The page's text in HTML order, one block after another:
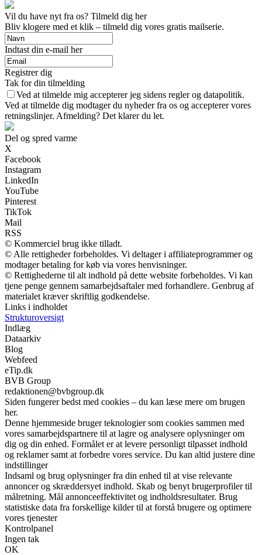
Vil du have nyt fra os? Tilmeld dig her
Bliv klogere med et klik – tilmeld dig vores gratis mailserie.
Indtast din e-mail her
Registrer dig
Tak for din tilmelding
Ved at tilmelde mig accepterer jeg sidens regler og datapolitik.
Ved at tilmelde dig modtager du nyheder fra os og accepterer vores
retningslinjer. Afmelding? Det klarer du let.
Del og spred varme
X
Facebook
Instagram
LinkedIn
YouTube
Pinterest
TikTok
Mail
RSS
© Kommerciel brug ikke tilladt.
© Alle rettigheder forbeholdes. Vi deltager i affiliateprogrammer og
modtager betaling for køb via vores henvisninger.
© Rettighederne til alt indhold på dette website forbeholdes. Vi kan
tjene penge gennem samarbejdsaftaler med forhandlere. Genbrug af
materialet kræver skriftlig godkendelse.
Links i indholdet
Strukturoversigt
Indlæg
Dataarkiv
Blog
Webfeed
eTip.dk
BVB Group
redaktionen@bvbgroup.dk
Siden fungerer bedst med cookies – du kan læse mere om brugen
her.
Denne hjemmeside bruger teknologier som cookies sammen med
vores samarbejdspartnere til at lagre og analysere oplysninger om
dig og din enhed. Formålet er at levere personligt tilpasset indhold
og reklamer samt at forbedre vores service. Du kan altid justere dine
indstillinger
Indsaml og brug oplysninger fra din enhed til at vise relevante
annoncer og skræddersyet indhold. Skab og benyt brugerprofiler til
målretning. Mål annonceeffektivitet og indholdsresultater. Brug
statistiske data fra forskellige kilder til at forstå brugere og optimere
vores tjenester
Kontrolpanel
Ingen tak
OK